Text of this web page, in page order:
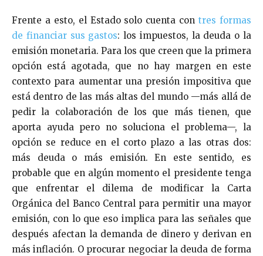
Frente a esto, el Estado solo cuenta contres formas
de financiar sus gastos: los impuestos, la deuda o la
emisión monetaria. Para los que creen que la primera
opción está agotada, que no hay margen en este
contexto para aumentar una presión impositiva que
está dentro de las más altas del mundo —más allá de
pedir la colaboración de los que más tienen, que
aporta ayuda pero no soluciona el problema—, la
opción se reduce en el corto plazo a las otras dos:
más deuda o más emisión. En este sentido, es
probable que en algún momento el presidente tenga
que enfrentar el dilema de modificar la Carta
Orgánica del Banco Central para permitir una mayor
emisión, con lo que eso implica para las señales que
después afectan la demanda de dinero y derivan en
más inflación. O procurar negociar la deuda de forma